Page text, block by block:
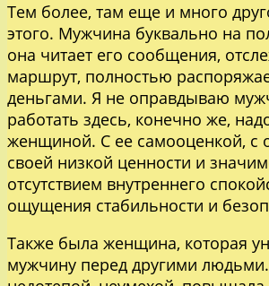
Тем более, там еще и много
этого. Мужчина буквально на
она читает его сообщения,
маршрут, полностью
деньгами. Я не оправдываю
работать здесь, конечно же,
женщиной. С ее самооценкой,
своей низкой ценности и
отсутствием внутреннего
ощущения стабильности и
Также была женщина, которая
мужчину перед другими